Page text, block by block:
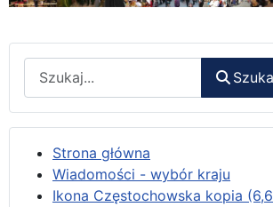
Strona główna
Wiadomości - wybór kraju
Ikona Częstochowska kopia